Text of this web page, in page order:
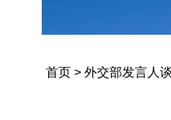
首页 > 外交部发言人